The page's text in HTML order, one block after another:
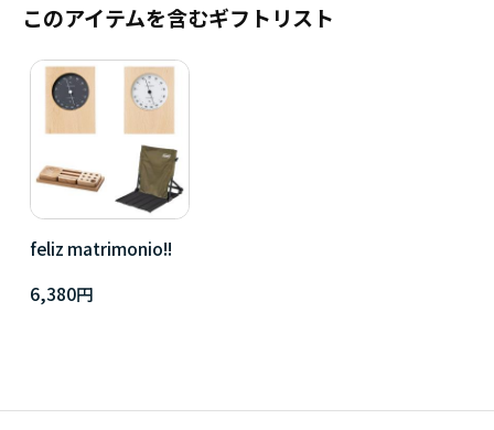
このアイテムを含むギフトリスト
feliz matrimonio!!
6,380円